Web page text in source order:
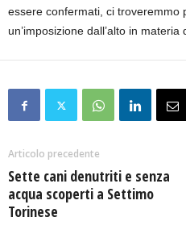
essere confermati, ci troveremmo
un’imposizione dall’alto in materia
Articolo precedente
Sette cani denutriti e senza
acqua scoperti a Settimo
Torinese